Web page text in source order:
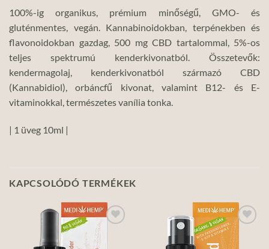
100%-ig organikus, prémium minőségű, GMO- és
gluténmentes, vegán. Kannabinoidokban, terpénekben és
flavonoidokban gazdag, 500 mg CBD tartalommal, 5%-os
teljes spektrumú kenderkivonatból. Összetevők:
kendermagolaj, kenderkivonatból származó CBD
(Kannabidiol), orbáncfű kivonat, valamint B12- és E-
vitaminokkal, természetes vanília tonka.
| 1 üveg 10ml |
KAPCSOLÓDÓ TERMÉKEK
Add to
wishlist